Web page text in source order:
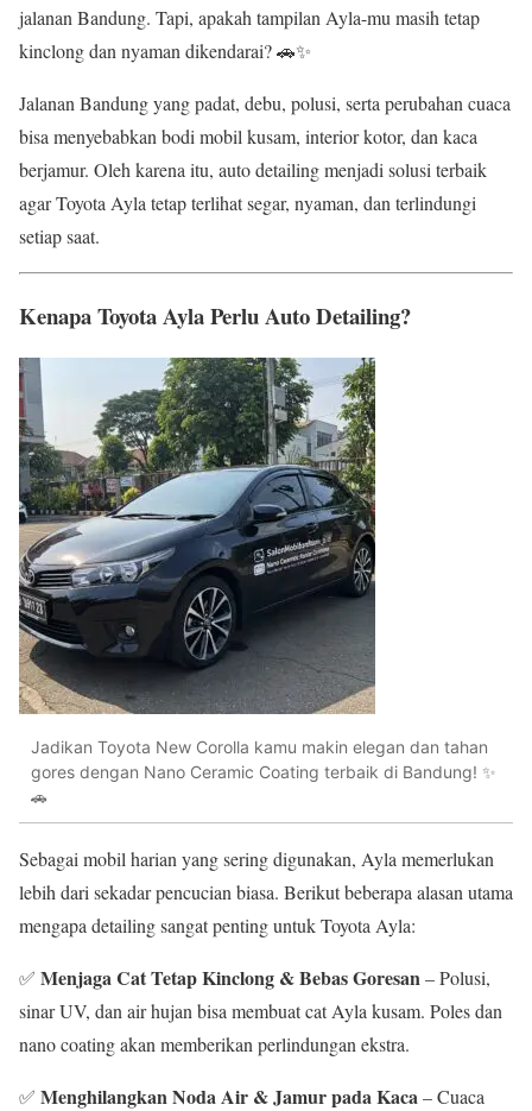
jalanan Bandung. Tapi, apakah tampilan Ayla-mu masih tetap
kinclong dan nyaman dikendarai? 🚗✨
Jalanan Bandung yang padat, debu, polusi, serta perubahan cuaca
bisa menyebabkan bodi mobil kusam, interior kotor, dan kaca
berjamur. Oleh karena itu, auto detailing menjadi solusi terbaik
agar Toyota Ayla tetap terlihat segar, nyaman, dan terlindungi
setiap saat.
Kenapa Toyota Ayla Perlu Auto Detailing?
Jadikan Toyota New Corolla kamu makin elegan dan tahan
gores dengan Nano Ceramic Coating terbaik di Bandung! ✨
🚗
Sebagai mobil harian yang sering digunakan, Ayla memerlukan
lebih dari sekadar pencucian biasa. Berikut beberapa alasan utama
mengapa detailing sangat penting untuk Toyota Ayla:
✅ Menjaga Cat Tetap Kinclong & Bebas Goresan – Polusi,
sinar UV, dan air hujan bisa membuat cat Ayla kusam. Poles dan
nano coating akan memberikan perlindungan ekstra.
✅ Menghilangkan Noda Air & Jamur pada Kaca – Cuaca